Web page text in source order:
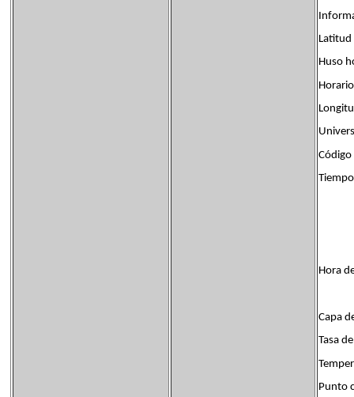
Huso
Código
Hora
Capa
Tasa
Punto